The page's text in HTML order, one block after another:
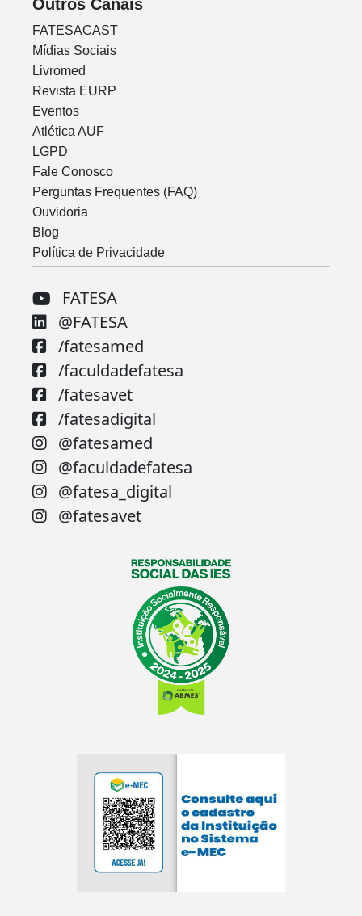
Outros Canais
FATESACAST
Mídias Sociais
Livromed
Revista EURP
Eventos
Atlética AUF
LGPD
Fale Conosco
Perguntas Frequentes (FAQ)
Ouvidoria
Blog
Política de Privacidade
FATESA
@FATESA
/fatesamed
/faculdadefatesa
/fatesavet
/fatesadigital
@fatesamed
@faculdadefatesa
@fatesa_digital
@fatesavet